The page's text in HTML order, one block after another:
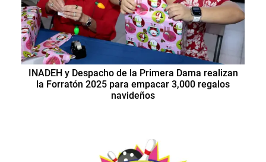
INADEH y Despacho de la Primera Dama realizan
la Forratón 2025 para empacar 3,000 regalos
navideños